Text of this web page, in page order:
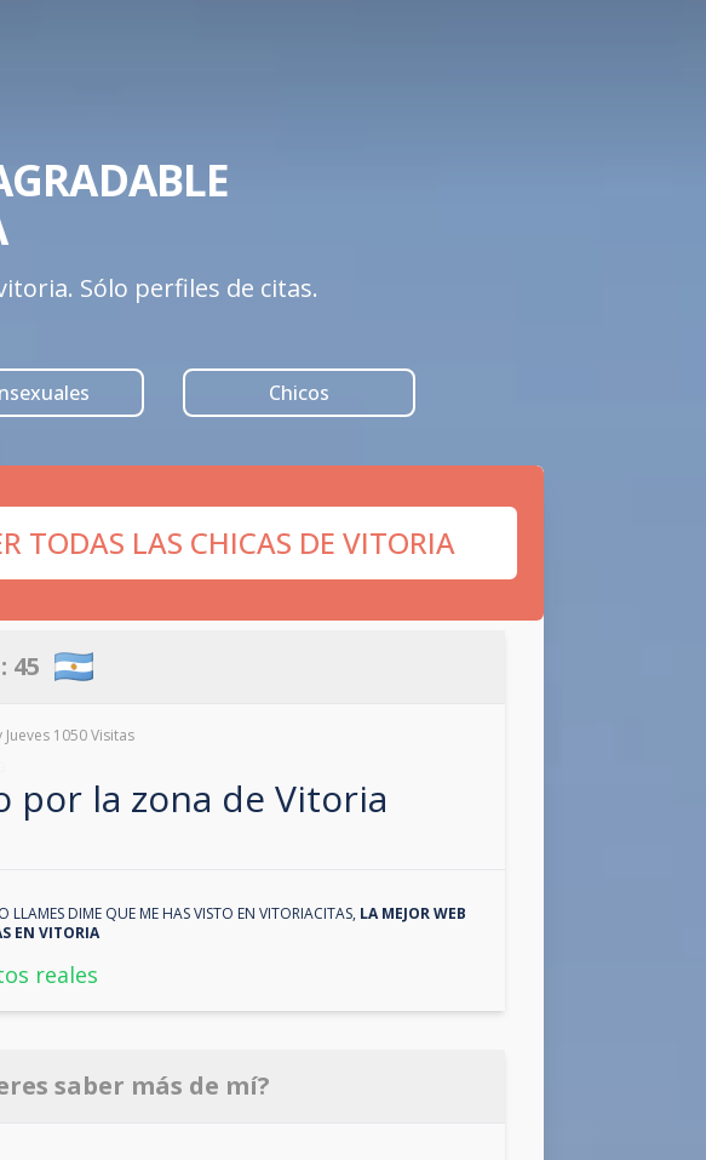
Sólo perfiles de citas.
Chicos
TODAS LAS CHICAS DE VITORIA
45
Jueves 1050Visitas
por la zona de Vitoria
LLAMES DIME QUE ME HAS VISTO EN VITORIACITAS, LA MEJOR WEB
EN VITORIA
reales
saber más de mí?